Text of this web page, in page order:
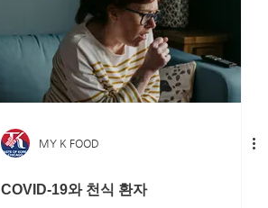
MY K FOOD
COVID-19와 천식 환자